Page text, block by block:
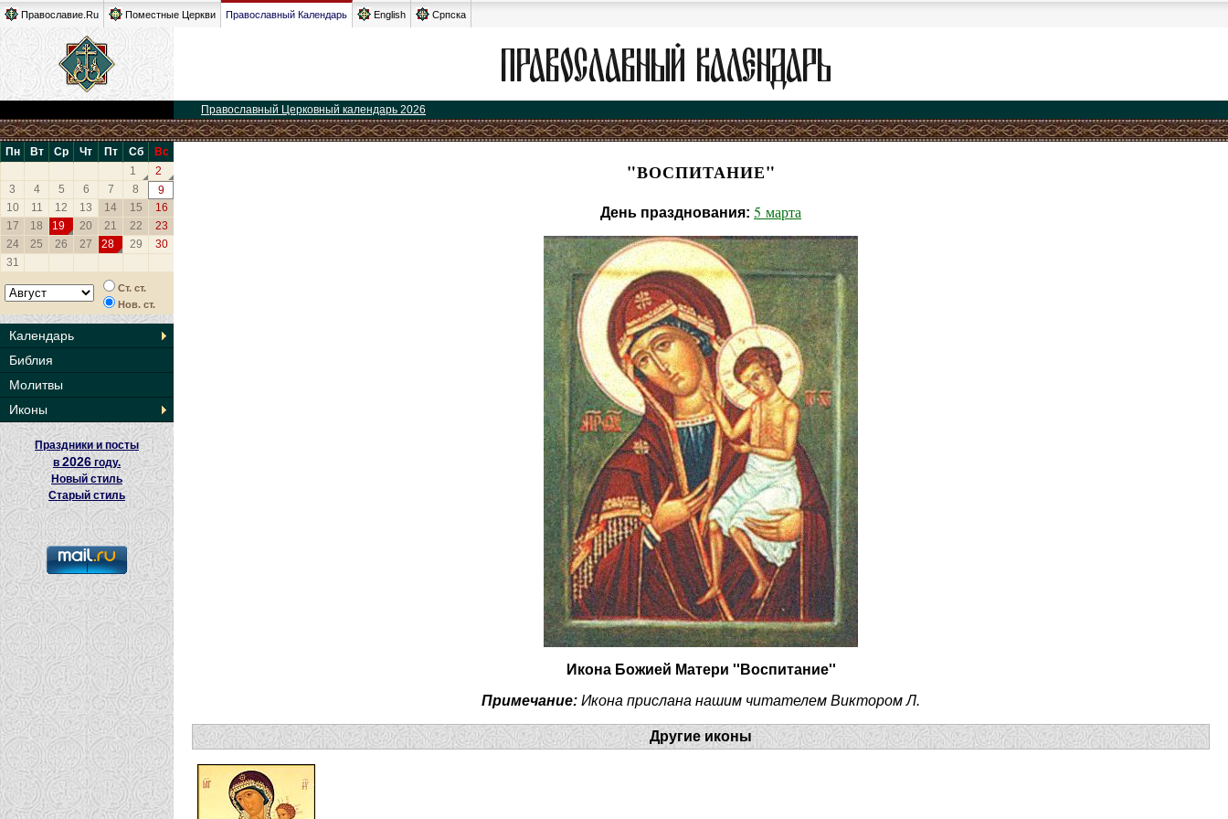
Православие.Ru Поместные Церкви Православный Календарь English Српска
Православный Церковный календарь 2026
Пн Вт Ср Чт Пт Сб
Вс
1
2
3
4 5 6 7 8
9
10
11 12 13 14 15
16
17
18 19 20 21 22
23
24
25 26 27 28 29
30
31
Ст. ст.
Нов. ст.
Календарь
Библия
Молитвы
Иконы
Праздники и посты
в2026 году.
Новый стиль
Старый стиль
"ВОСПИТАНИЕ"
День празднования: 5 марта
Икона Божией Матери ''Воспитание''
Примечание: Икона прислана нашим читателем Виктором Л.
Другие иконы